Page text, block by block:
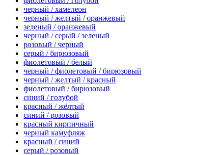
черный / хамелеон
черный / желтый / оранжевый
зеленый / оранжевый
черный / серый / зеленый
розовый / черный
серый / бирюзовый
фиолетовый / белый
черный / фиолетовый / бирюзовый
черный / желтый / красный
фиолетовый / бирюзовый
синий / голубой
красный / жёлтый
синий / розовый
красный кирпичный
черный камуфляж
красный / синий
серый / розовый